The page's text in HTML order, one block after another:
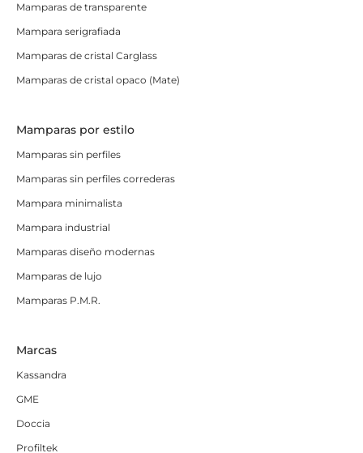
Mamparas de transparente
Mampara serigrafiada
Mamparas de cristal Carglass
Mamparas de cristal opaco (Mate)
Mamparas por estilo
Mamparas sin perfiles
Mamparas sin perfiles correderas
Mampara minimalista
Mampara industrial
Mamparas diseño modernas
Mamparas de lujo
Mamparas P.M.R.
Marcas
Kassandra
GME
Doccia
Profiltek